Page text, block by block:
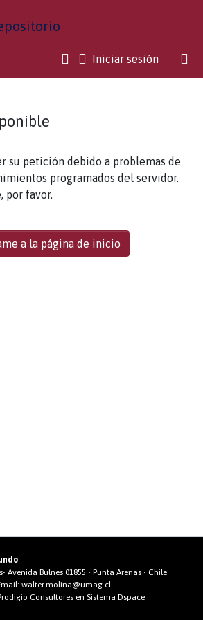
Iniciar sesión(current)
su petición debido a problemas de
programados del servidor.
por favor.
a la página de inicio
Avenida Bulnes 01855 • Punta Arenas • Chile
walter.molina@umag.cl
Consultores en Sistema Dspace